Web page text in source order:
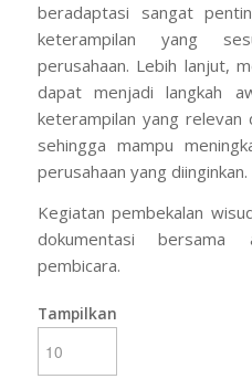
beradaptasi sangat
keterampilan yang
perusahaan. Lebih lanjut,
dapat menjadi langkah
keterampilan yang relevan
sehingga mampu
perusahaan yang diinginkan.
Kegiatan pembekalan
dokumentasi bersama
pembicara.
Tampilkan